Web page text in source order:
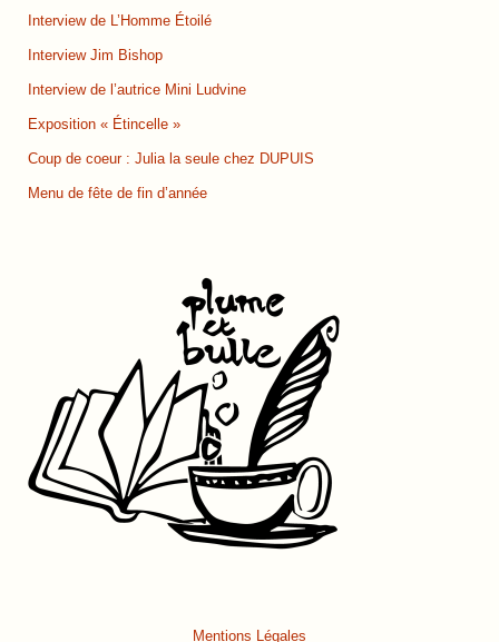
Interview de L’Homme Étoilé
Interview Jim Bishop
Interview de l’autrice Mini Ludvine
Exposition « Étincelle »
Coup de coeur : Julia la seule chez DUPUIS
Menu de fête de fin d’année
Mentions Légales